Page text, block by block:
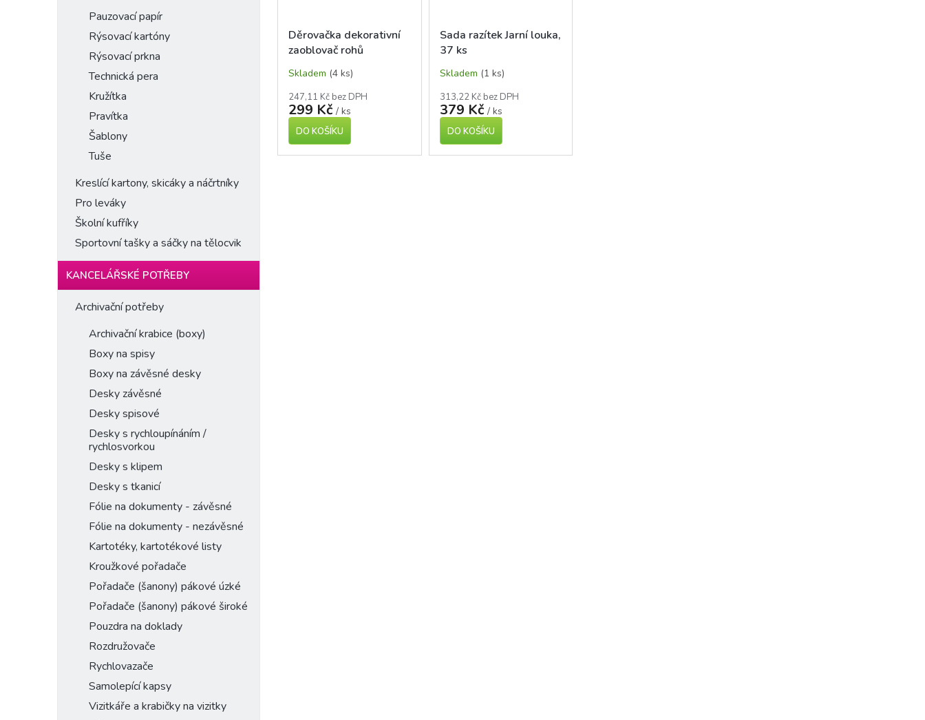
Pauzovací papír
Rýsovací kartóny
Rýsovací prkna
Technická pera
Kružítka
Pravítka
Šablony
Tuše
Kreslící kartony, skicáky a náčrtníky
Pro leváky
Školní kufříky
Sportovní tašky a sáčky na tělocvik
KANCELÁŘSKÉ POTŘEBY
Archivační potřeby
Archivační krabice (boxy)
Boxy na spisy
Boxy na závěsné desky
Desky závěsné
Desky spisové
Desky s rychloupínáním /
rychlosvorkou
Desky s klipem
Desky s tkanicí
Fólie na dokumenty - závěsné
Fólie na dokumenty - nezávěsné
Kartotéky, kartotékové listy
Kroužkové pořadače
Pořadače (šanony) pákové úzké
Pořadače (šanony) pákové široké
Pouzdra na doklady
Rozdružovače
Rychlovazače
Samolepící kapsy
Vizitkáře a krabičky na vizitky
Děrovačka dekorativní
zaoblovač rohů
Skladem (4 ks)
247,11 Kč bez DPH
299 Kč / ks
DO KOŠÍKU
Sada razítek Jarní louka,
37 ks
Skladem (1 ks)
313,22 Kč bez DPH
379 Kč / ks
DO KOŠÍKU